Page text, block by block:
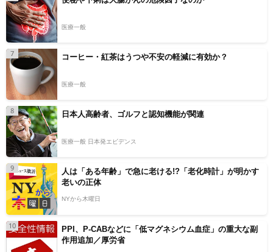
医療一般
7 コーヒー・紅茶はうつや不安の軽減に有効か？
医療一般
8 日本人高齢者、ゴルフと認知機能が関連
医療一般 日本発エビデンス
9
人は「ある年齢」で急に老ける!?「老化時計」が明かす
老いの正体
NYから木曜日
10
PPI、P-CABなどに「低マグネシウム血症」の重大な副
作用追加／厚労省